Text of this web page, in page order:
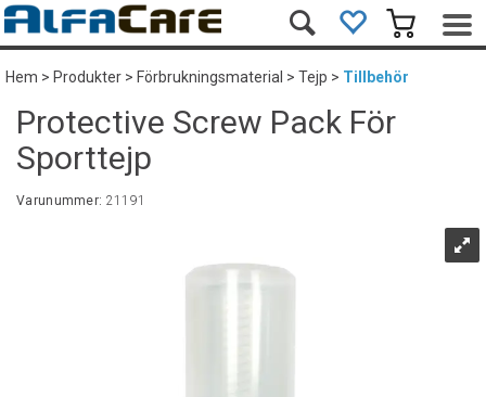
Hem>Produkter>Förbrukningsmaterial >Tejp>Tillbehör
Protective Screw Pack För
Sporttejp
Varunummer: 21191